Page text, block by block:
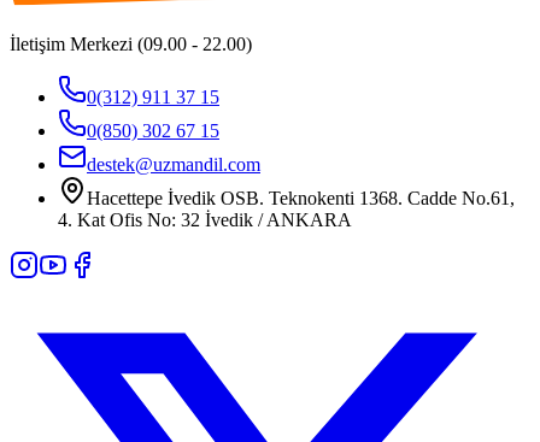
İletişim Merkezi (09.00 - 22.00)
0(312) 911 37 15
0(850) 302 67 15
destek@uzmandil.com
Hacettepe İvedik OSB. Teknokenti 1368. Cadde No.61,
4. Kat Ofis No: 32 İvedik / ANKARA